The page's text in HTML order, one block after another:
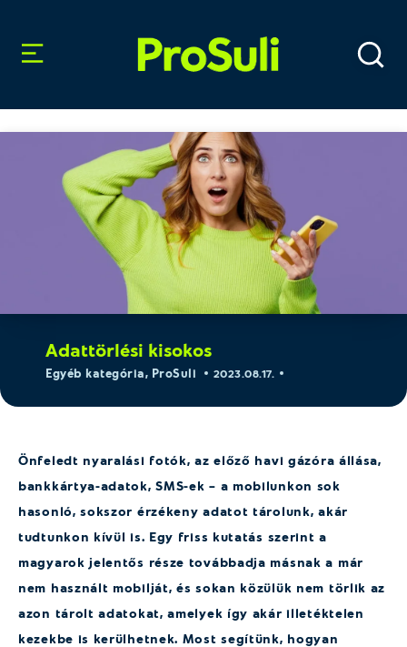
Adattörlési kisokos
Egyéb kategória, ProSuli 2023.08.17.
Önfeledt nyaralási fotók, az előző havi gázóra állása,
bankkártya-adatok, SMS-ek – a mobilunkon sok
hasonló, sokszor érzékeny adatot tárolunk, akár
tudtunkon kívül is. Egy friss kutatás szerint a
magyarok jelentős része továbbadja másnak a már
nem használt mobilját, és sokan közülük nem törlik az
azon tárolt adatokat, amelyek így akár illetéktelen
kezekbe is kerülhetnek. Most segítünk, hogyan